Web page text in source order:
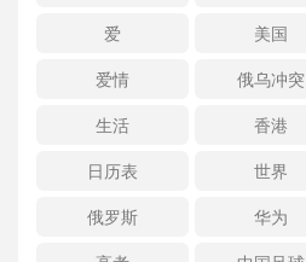
爱
美国
爱情
俄乌冲突
生活
香港
日历表
世界
俄罗斯
华为